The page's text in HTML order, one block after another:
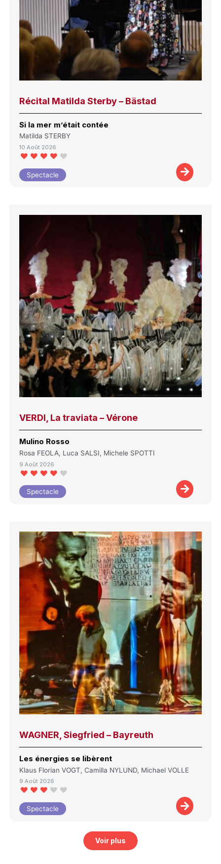
Récital Matilda Sterby – Bästad
Si la mer m’était contée
Matilda STERBY
10 Août 2026
Spectacle
VERDI, La traviata – Vérone
Mulino Rosso
Rosa FEOLA, Luca SALSI, Michele SPOTTI
9 Août 2026
Spectacle
WAGNER, Siegfried – Bayreuth
Les énergies se libèrent
Klaus Florian VOGT, Camilla NYLUND, Michael VOLLE
9 Août 2026
Spectacle
Voir plus